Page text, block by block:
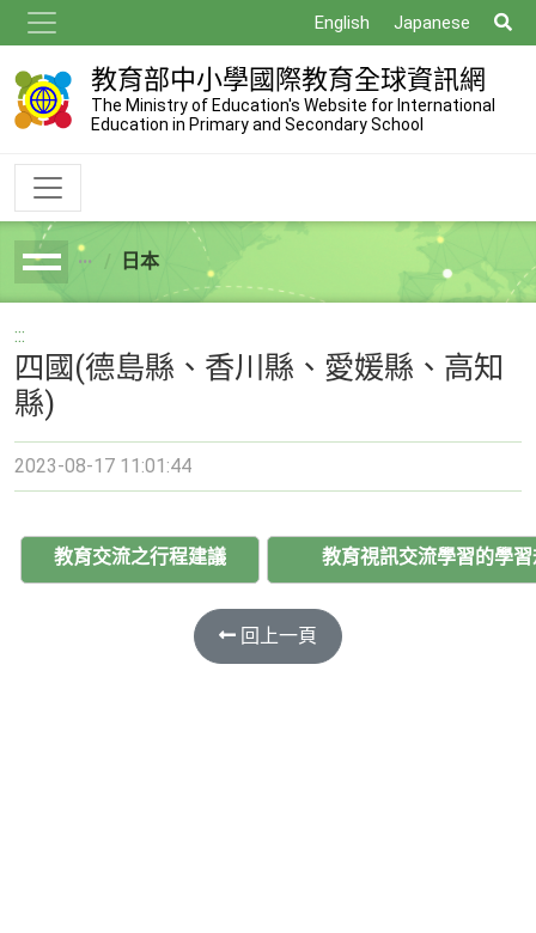
到
主
要
內
English Japanese
尋
教育部中小學國際教育全球資訊網
The Ministry of Education's Website for International
Education in Primary and Secondary School
breadcrumb日本
:::
四國(德島縣、香川縣、愛媛縣、高知
縣)
2023-08-17 11:01:44
教育交流之行程建議 教育視訊交流學習的學
回上一頁